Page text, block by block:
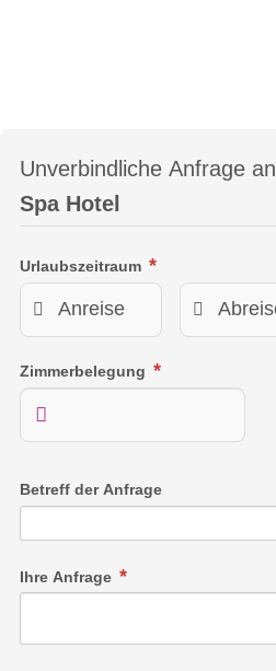
Unverbindliche Anfrage an
Spa Hotel
Urlaubszeitraum
Zimmerbelegung
Betreff der Anfrage
Ihre Anfrage